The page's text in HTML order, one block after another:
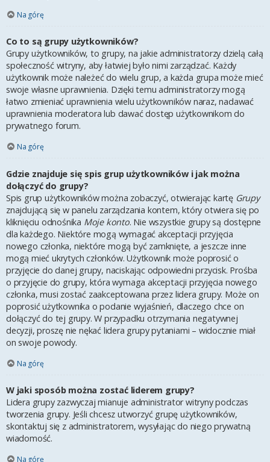
Na górę
Co to są grupy użytkowników?
Grupy użytkowników, to grupy, na jakie administratorzy dzielą całą
społeczność witryny, aby łatwiej było nimi zarządzać. Każdy
użytkownik może należeć do wielu grup, a każda grupa może mieć
swoje własne uprawnienia. Dzięki temu administratorzy mogą
łatwo zmieniać uprawnienia wielu użytkowników naraz, nadawać
uprawnienia moderatora lub dawać dostęp użytkownikom do
prywatnego forum.
Na górę
Gdzie znajduje się spis grup użytkowników i jak można
dołączyć do grupy?
Spis grup użytkowników można zobaczyć, otwierając kartę Grupy
znajdującą się w panelu zarządzania kontem, który otwiera się po
kliknięciu odnośnika Moje konto. Nie wszystkie grupy są dostępne
dla każdego. Niektóre mogą wymagać akceptacji przyjęcia
nowego członka, niektóre mogą być zamknięte, a jeszcze inne
mogą mieć ukrytych członków. Użytkownik może poprosić o
przyjęcie do danej grupy, naciskając odpowiedni przycisk. Prośba
o przyjęcie do grupy, która wymaga akceptacji przyjęcia nowego
członka, musi zostać zaakceptowana przez lidera grupy. Może on
poprosić użytkownika o podanie wyjaśnień, dlaczego chce on
dołączyć do tej grupy. W przypadku otrzymania negatywnej
decyzji, proszę nie nękać lidera grupy pytaniami – widocznie miał
on swoje powody.
Na górę
W jaki sposób można zostać liderem grupy?
Lidera grupy zazwyczaj mianuje administrator witryny podczas
tworzenia grupy. Jeśli chcesz utworzyć grupę użytkowników,
skontaktuj się z administratorem, wysyłając do niego prywatną
wiadomość.
Na górę